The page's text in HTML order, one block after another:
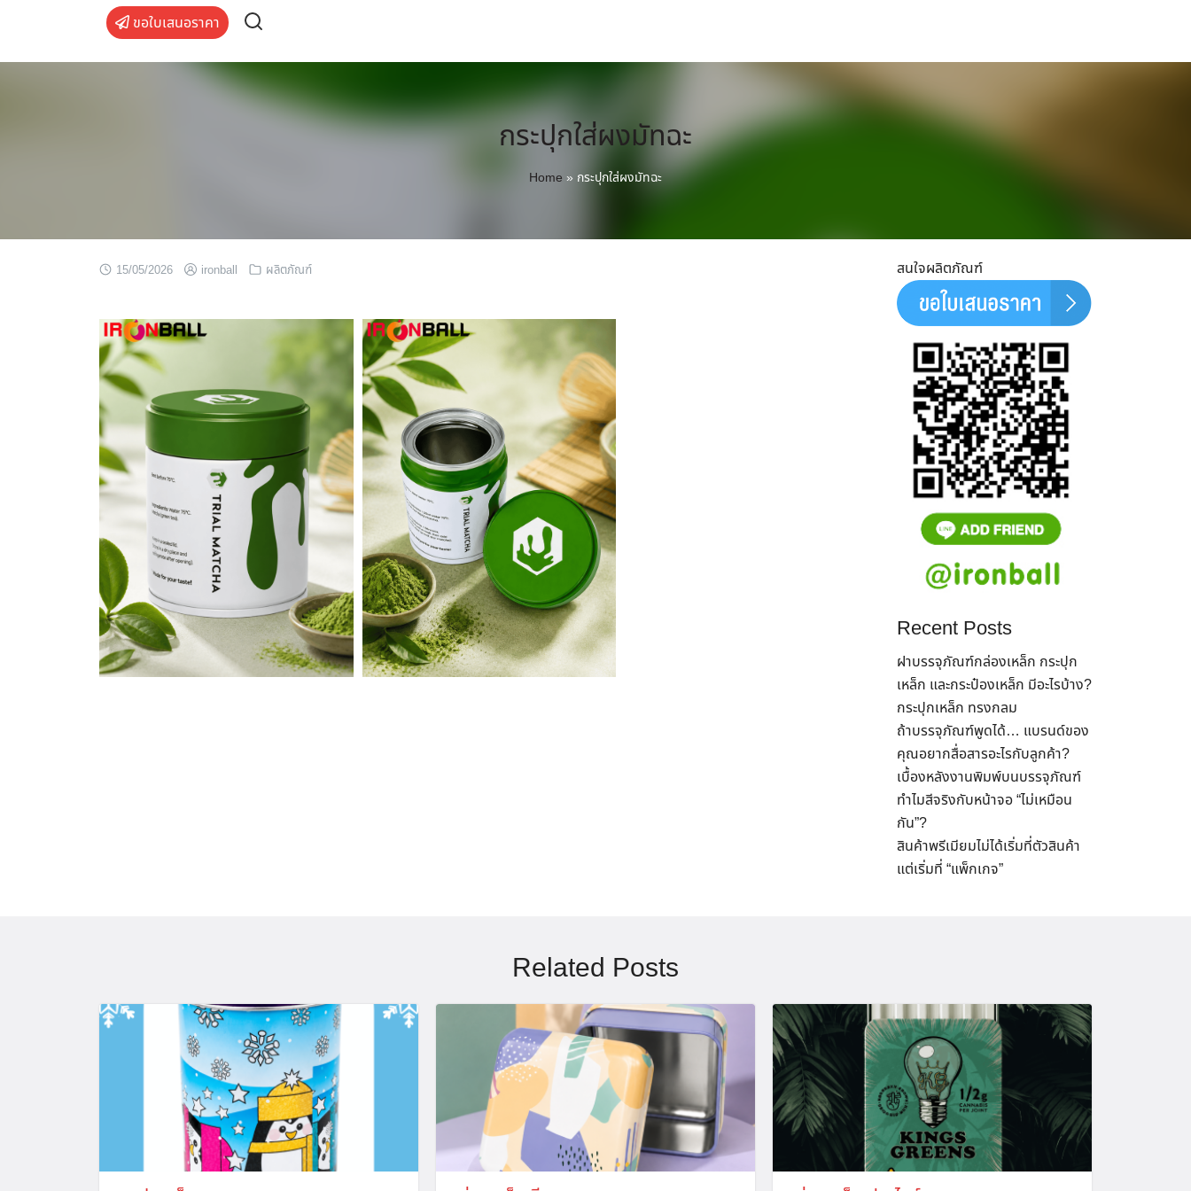
content
ขอใบเสนอราคา
กระปุกใส่ผงมัทฉะ
Home » กระปุกใส่ผงมัทฉะ
15/05/2026 ironball ผลิตภัณฑ์ สนใจผลิตภัณฑ์
Recent Posts
ฝาบรรจุภัณฑ์กล่องเหล็ก กระปุก
เหล็ก และกระป๋องเหล็ก มีอะไรบ้าง?
กระปุกเหล็ก ทรงกลม
ถ้าบรรจุภัณฑ์พูดได้… แบรนด์ของ
คุณอยากสื่อสารอะไรกับลูกค้า?
เบื้องหลังงานพิมพ์บนบรรจุภัณฑ์
ทำไมสีจริงกับหน้าจอ “ไม่เหมือน
กัน”?
สินค้าพรีเมียมไม่ได้เริ่มที่ตัวสินค้า
แต่เริ่มที่ “แพ็กเกจ”
Related Posts